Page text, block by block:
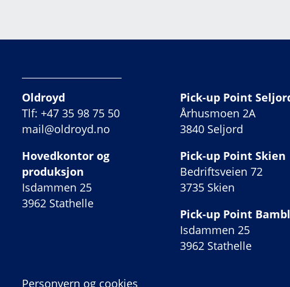
Oldroyd
Tlf: +47 35 98 75 50
mail@oldroyd.no
Hovedkontor og
produksjon
Isdammen 25
3962 Stathelle
Pick-up Point
Århusmoen 2A
3840 Seljord
Pick-up Point Skien
Bedriftsveien 72
3735 Skien
Pick-up Point
Isdammen 25
3962 Stathelle
Personvern og cookies